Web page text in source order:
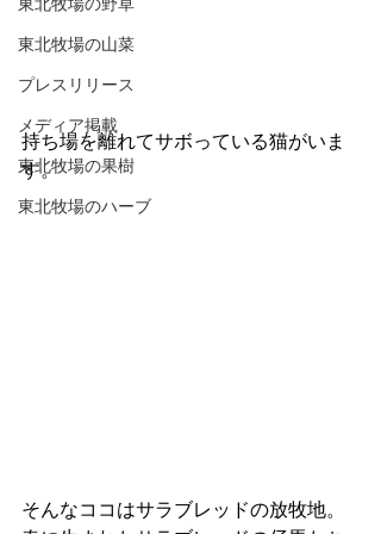
東北牧場の山菜
プレスリリース
メディア掲載
東北牧場の果樹
東北牧場のハーブ
持ち場を離れてサボっている猫がいま
す。
そんなココはサラブレッドの放牧地。